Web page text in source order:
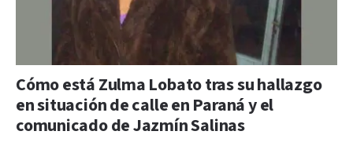
Cómo está Zulma Lobato tras su hallazgo
en situación de calle en Paraná y el
comunicado de Jazmín Salinas